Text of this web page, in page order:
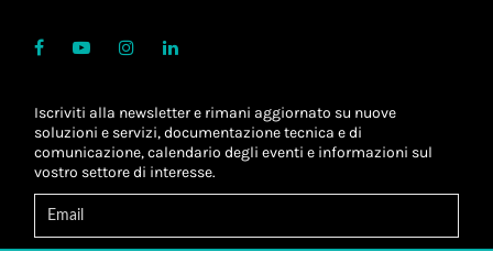
Iscriviti alla newsletter e rimani aggiornato su nuove
soluzioni e servizi, documentazione tecnica e di
comunicazione, calendario degli eventi e informazioni sul
vostro settore di interesse.